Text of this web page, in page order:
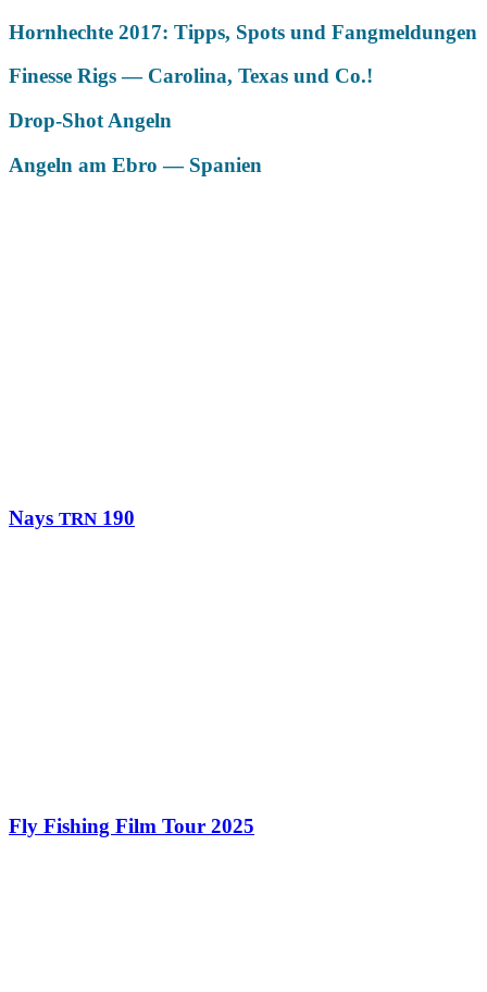
Hornhechte 2017: Tipps, Spots und Fangmeldungen
Finesse Rigs — Carolina, Texas und Co.!
Drop-Shot Angeln
Angeln am Ebro — Spanien
Nays TRN 190
Fly Fishing Film Tour 2025